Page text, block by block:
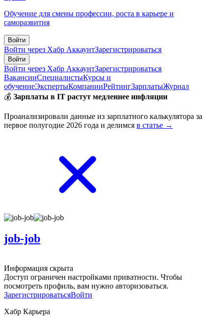
Обучение для смены профессии, роста в карьере и
саморазвития
Войти
Войти через Хабр АккаунтЗарегистрироваться
Войти
Войти через Хабр АккаунтЗарегистрироваться
ВакансииСпециалистыКурсы и
обучениеЭкспертыКомпанииРейтингЗарплатыЖурнал
💰 Зарплаты в IT растут медленнее инфляции
Проанализировали данные из зарплатного калькулятора за
первое полугодие 2026 года и делимся в статье →
job-job
Информация скрыта
Доступ ограничен настройками приватности. Чтобы
посмотреть профиль, вам нужно авторизоваться.
ЗарегистрироватьсяВойти
Хабр Карьера